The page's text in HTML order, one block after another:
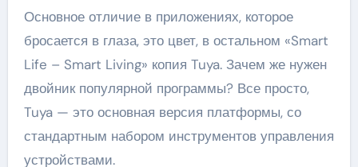
Основное отличие в приложениях, которое
бросается в глаза, это цвет, в остальном «Smart
Life – Smart Living» копия Tuya. Зачем же нужен
двойник популярной программы? Все просто,
Tuya — это основная версия платформы, со
стандартным набором инструментов управления
устройствами.